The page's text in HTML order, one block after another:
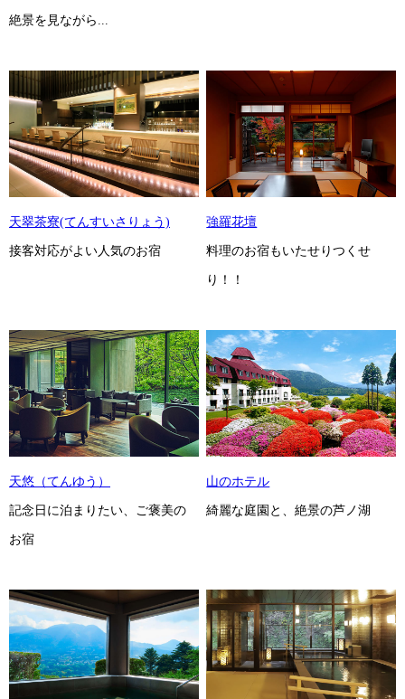
絶景を見ながら...
天翠茶寮(てんすいさりょう)
接客対応がよい人気のお宿
強羅花壇
料理のお宿もいたせりつくせ
り！！
天悠（てんゆう）
記念日に泊まりたい、ご褒美の
お宿
山のホテル
綺麗な庭園と、絶景の芦ノ湖